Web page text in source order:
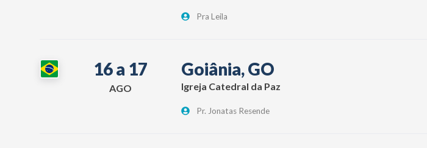
Pra Leila
16 a 17 Goiânia, GO
AGO Igreja Catedral da Paz
Pr. Jonatas Resende